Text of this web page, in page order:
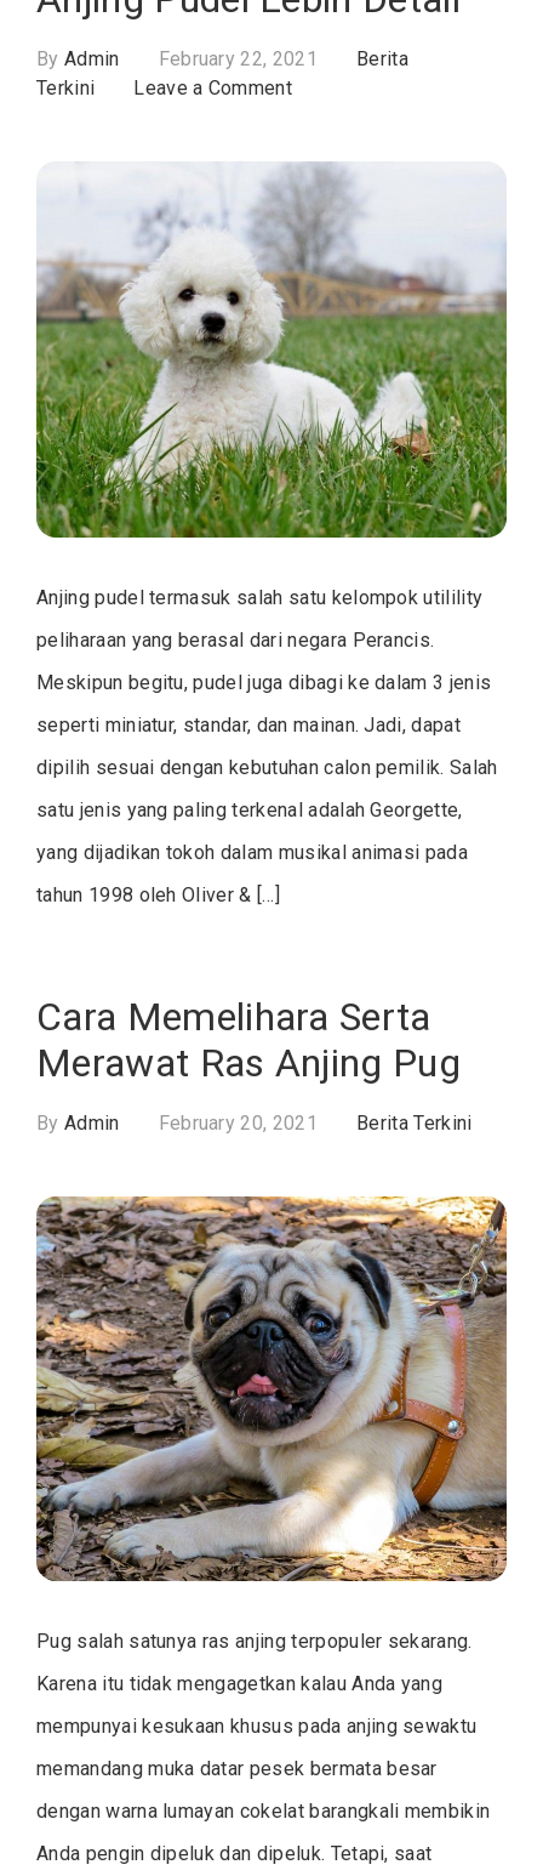
By Admin February 22, 2021
Berita
Terkini
Leave a Commenton
Dekat
Ras
Anjing
Pudel
Lebih
Detail
Anjing pudel termasuk salah satu kelompok utilility
peliharaan yang berasal dari negara Perancis.
Meskipun begitu, pudel juga dibagi ke dalam 3 jenis
seperti miniatur, standar, dan mainan. Jadi, dapat
dipilih sesuai dengan kebutuhan calon pemilik. Salah
satu jenis yang paling terkenal adalah Georgette,
yang dijadikan tokoh dalam musikal animasi pada
tahun 1998 oleh Oliver & […]
Cara Memelihara Serta
Merawat Ras Anjing Pug
By Admin February 20, 2021 Berita Terkini
Pug salah satunya ras anjing terpopuler sekarang.
Karena itu tidak mengagetkan kalau Anda yang
mempunyai kesukaan khusus pada anjing sewaktu
memandang muka datar pesek bermata besar
dengan warna lumayan cokelat barangkali membikin
Anda pengin dipeluk dan dipeluk. Tetapi, saat